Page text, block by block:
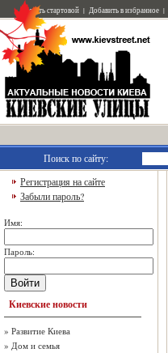
Сделать стартовой | Добавить в избранное |
Поиск по сайту:
Регистрация на сайте
Забыли пароль?
Имя:
Пароль:
Войти
Киевские новости
» Развитие Киева
» Дом и семья